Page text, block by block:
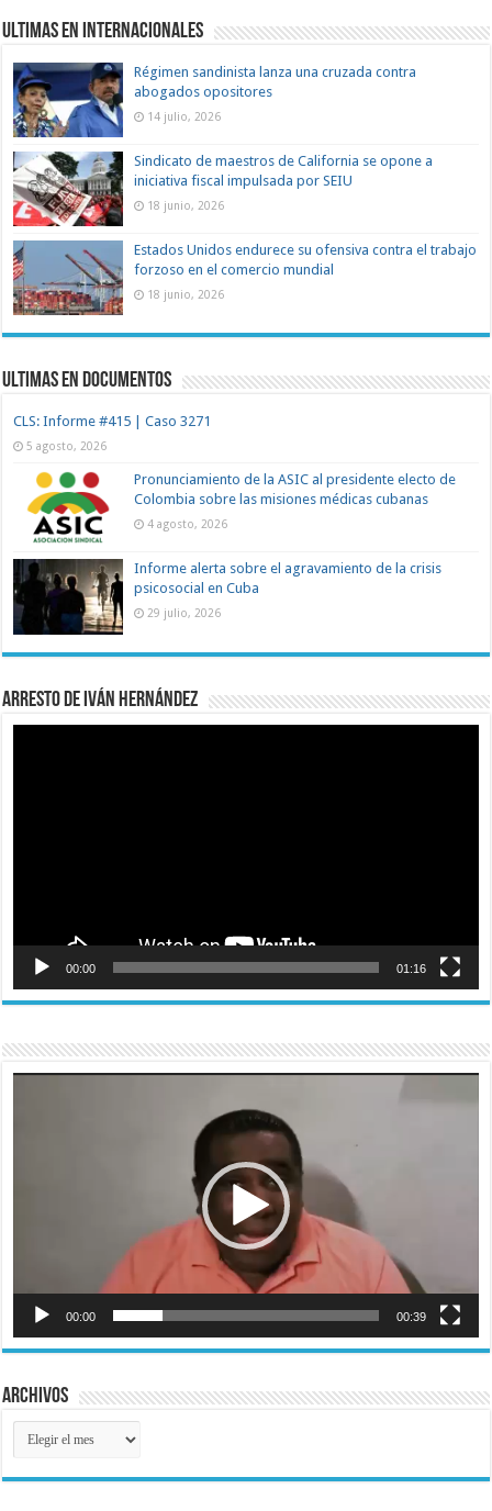
Ultimas en Internacionales
Régimen sandinista lanza una cruzada contra
abogados opositores
14 julio, 2026
Sindicato de maestros de California se opone a
iniciativa fiscal impulsada por SEIU
18 junio, 2026
Estados Unidos endurece su ofensiva contra el trabajo
forzoso en el comercio mundial
18 junio, 2026
Ultimas en documentos
CLS: Informe #415 | Caso 3271
5 agosto, 2026
Pronunciamiento de la ASIC al presidente electo de
Colombia sobre las misiones médicas cubanas
4 agosto, 2026
Informe alerta sobre el agravamiento de la crisis
psicosocial en Cuba
29 julio, 2026
Arresto de Iván Hernández
00:00 01:16
Reproductor
00:00 00:39
Archivos
Archivos